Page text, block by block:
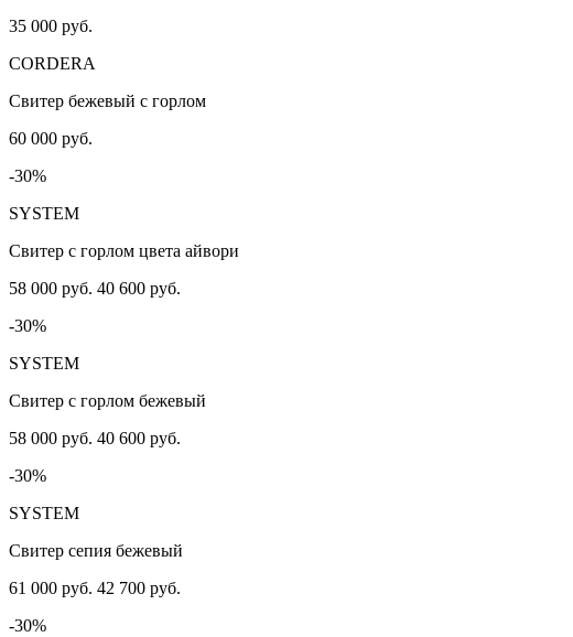
35 000 руб.
CORDERA
Свитер бежевый с горлом
60 000 руб.
-30%
SYSTEM
Свитер с горлом цвета айвори
58 000 руб. 40 600 руб.
-30%
SYSTEM
Свитер с горлом бежевый
58 000 руб. 40 600 руб.
-30%
SYSTEM
Свитер сепия бежевый
61 000 руб. 42 700 руб.
-30%